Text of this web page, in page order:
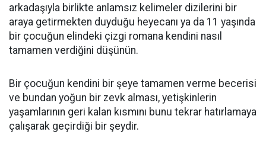
arkadaşıyla birlikte anlamsız kelimeler dizilerini bir
araya getirmekten duyduğu heyecanı ya da 11 yaşında
bir çocuğun elindeki çizgi romana kendini nasıl
tamamen verdiğini düşünün.
Bir çocuğun kendini bir şeye tamamen verme becerisi
ve bundan yoğun bir zevk alması, yetişkinlerin
yaşamlarının geri kalan kısmını bunu tekrar hatırlamaya
çalışarak geçirdiği bir şeydir.